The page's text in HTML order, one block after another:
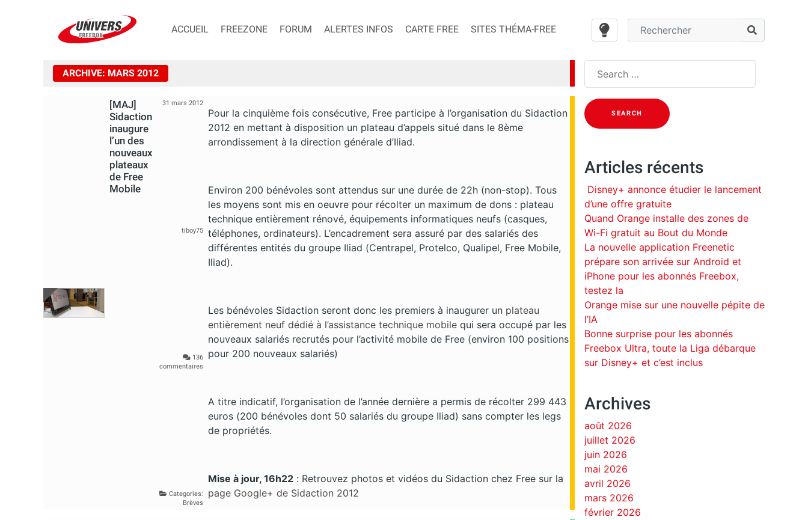
ACCUEIL FREEZONE FORUM ALERTES INFOS CARTE FREE SITES THÉMA-FREE
ARCHIVE: MARS 2012
[MAJ]
Sidaction
inaugure
l’un des
nouveaux
plateaux
de Free
Mobile
31 mars 2012
tiboy75
136
commentaires
Categories:
Brèves
Pour la cinquième fois consécutive, Free participe à l’organisation du Sidaction
2012 en mettant à disposition un plateau d’appels situé dans le 8ème
arrondissement à la direction générale d’Iliad.
Environ 200 bénévoles sont attendus sur une durée de 22h (non-stop). Tous
les moyens sont mis en oeuvre pour récolter un maximum de dons : plateau
technique entièrement rénové, équipements informatiques neufs (casques,
téléphones, ordinateurs). L’encadrement sera assuré par des salariés des
différentes entités du groupe Iliad (Centrapel, Protelco, Qualipel, Free Mobile,
Iliad).
Les bénévoles Sidaction seront donc les premiers à inaugurer un plateau
entièrement neuf dédié à l’assistance technique mobilequi sera occupé par les
nouveaux salariés recrutés pour l’activité mobile de Free (environ 100 positions
pour 200 nouveaux salariés)
A titre indicatif, l’organisation de l’année dernière a permis de récolter 299 443
euros (200 bénévoles dont 50 salariés du groupe Iliad) sans compter les legs
de propriétés.
Mise à jour, 16h22 : Retrouvez photos et vidéos du Sidaction chez Free sur la
page Google+ de Sidaction 2012
for:
Articles récents
Disney+ annonce étudier le lancement
d’une offre gratuite
Quand Orange installe des zones de
Wi-Fi gratuit au Bout du Monde
La nouvelle application Freenetic
prépare son arrivée sur Android et
iPhone pour les abonnés Freebox,
testez la
Orange mise sur une nouvelle pépite de
l’IA
Bonne surprise pour les abonnés
Freebox Ultra, toute la Liga débarque
sur Disney+ et c’est inclus
Archives
août 2026
juillet 2026
juin 2026
mai 2026
avril 2026
mars 2026
février 2026